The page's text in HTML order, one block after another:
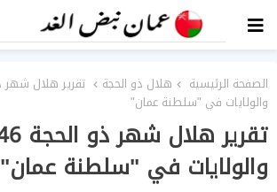
الصفحة الرئيسية هلال ذو الحجة
والولايات في "سلطنة عمان"
والولايات في "سلطنة عمان"